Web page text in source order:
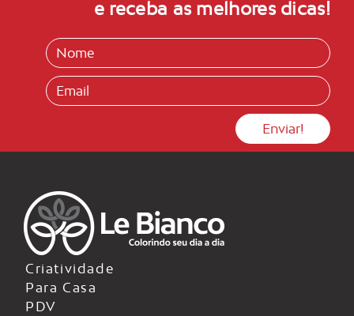
e receba as melhores dicas!
Criatividade
Para Casa
PDV